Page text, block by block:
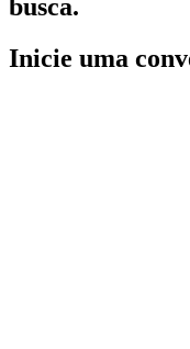
busca.
Inicie uma